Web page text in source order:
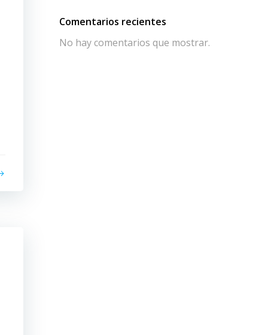
Comentarios recientes
No hay comentarios que mostrar.